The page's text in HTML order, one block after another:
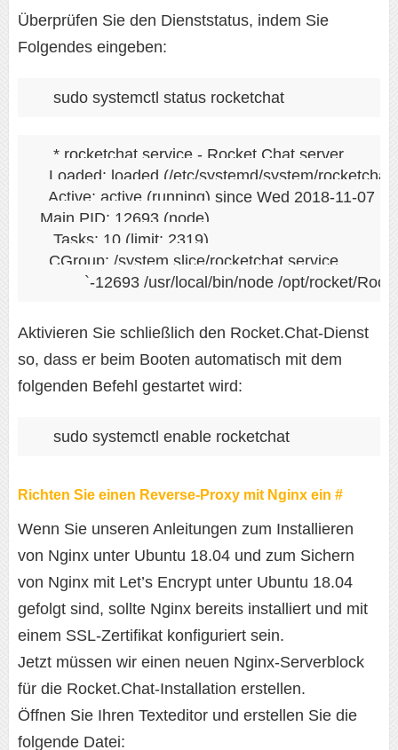
Überprüfen Sie den Dienststatus, indem Sie
Folgendes eingeben:
sudo systemctl status rocketchat
* rocketchat.service - Rocket.Chat server
Loaded: loaded (/etc/systemd/system/
Active: active (running) since Wed 2018-11-07
Main PID: 12693 (node)
    Tasks: 10 (limit: 2319)
   CGroup: /system.slice/rocketchat.service
Aktivieren Sie schließlich den Rocket.Chat-Dienst
so, dass er beim Booten automatisch mit dem
folgenden Befehl gestartet wird:
sudo systemctl enable rocketchat
Richten Sie einen Reverse-Proxy mit Nginx ein #
Wenn Sie unseren Anleitungen zum Installieren
von Nginx unter Ubuntu 18.04 und zum Sichern
von Nginx mit Let’s Encrypt unter Ubuntu 18.04
gefolgt sind, sollte Nginx bereits installiert und mit
einem SSL-Zertifikat konfiguriert sein.
Jetzt müssen wir einen neuen Nginx-Serverblock
für die Rocket.Chat-Installation erstellen.
Öffnen Sie Ihren Texteditor und erstellen Sie die
folgende Datei: